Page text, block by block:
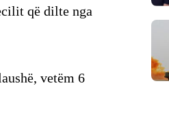
që dilte nga
vetëm 6